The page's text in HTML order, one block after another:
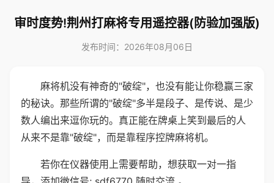
审时度势!荆州打麻将专用遥控器(防验加强版)
发布时间：2026年08月06日
麻将机没有神奇的"破绽"，也没有能让你稳赢三家
的秘诀。那些所谓的"破绽"多半是段子、是传说、是少
数人编出来逗你玩的。真正能在牌桌上笑到最后的人
从来不是靠"破绽"，而是靠程序控牌麻将机。
若你在仪器使用上需要帮助，想获取一对一指